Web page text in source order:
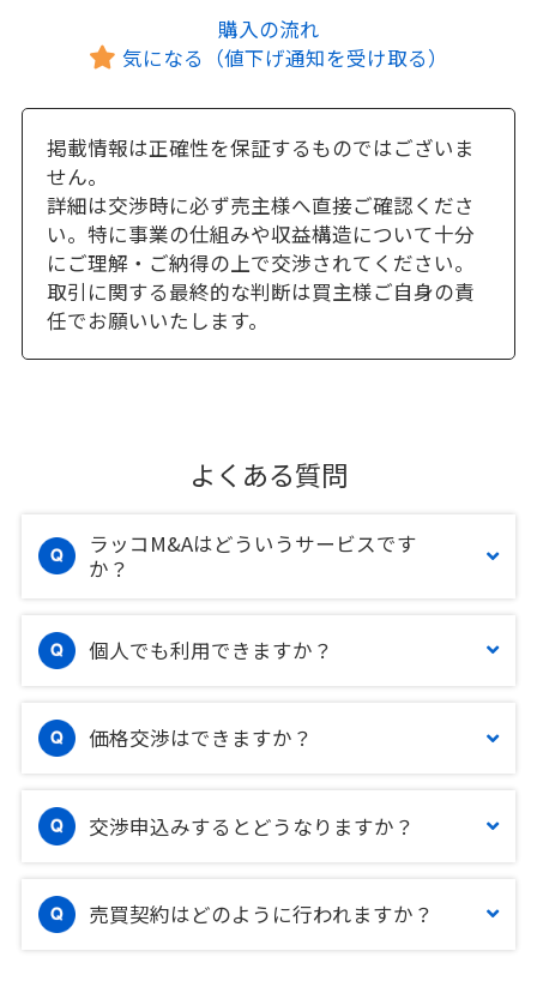
購入の流れ
気になる（値下げ通知を受け取る）
掲載情報は正確性を保証するものではございま
せん。
詳細は交渉時に必ず売主様へ直接ご確認くださ
い。特に事業の仕組みや収益構造について十分
にご理解・ご納得の上で交渉されてください。
取引に関する最終的な判断は買主様ご自身の責
任でお願いいたします。
よくある質問
ラッコM&Aはどういうサービスです
か？
個人でも利用できますか？
価格交渉はできますか？
交渉申込みするとどうなりますか？
売買契約はどのように行われますか？